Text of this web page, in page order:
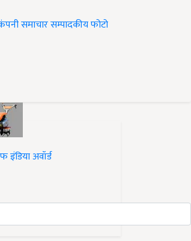
समाचारसम्पादकीयफोटो
इंडिया अवॉर्ड